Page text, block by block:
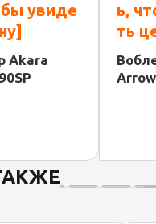
увиде
Akara
ь,
ть